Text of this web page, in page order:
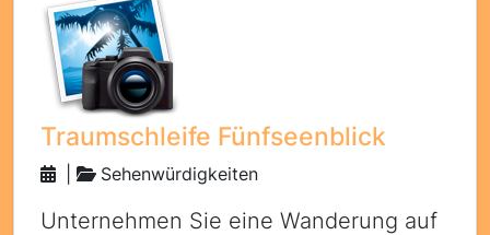
Traumschleife Fünfseenblick
Sehenwürdigkeiten
Unternehmen Sie eine Wanderung auf